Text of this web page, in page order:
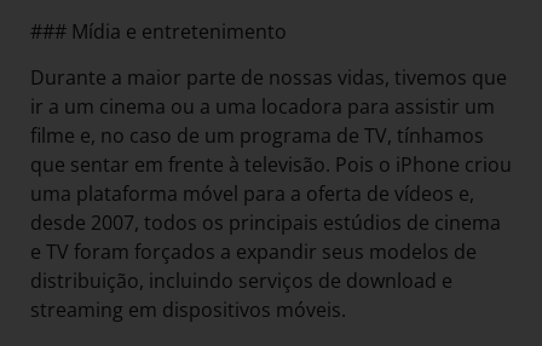
### Mídia e entretenimento
Durante a maior parte de nossas vidas, tivemos que
ir a um cinema ou a uma locadora para assistir um
filme e, no caso de um programa de TV, tínhamos
que sentar em frente à televisão. Pois o iPhone criou
uma plataforma móvel para a oferta de vídeos e,
desde 2007, todos os principais estúdios de cinema
e TV foram forçados a expandir seus modelos de
distribuição, incluindo serviços de download e
streaming em dispositivos móveis.